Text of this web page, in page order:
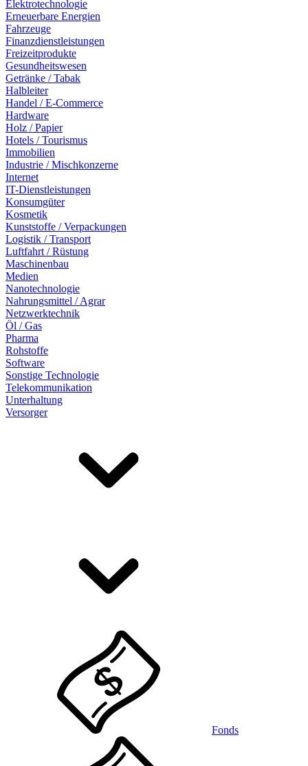
Elektrotechnologie
Erneuerbare Energien
Fahrzeuge
Finanzdienstleistungen
Freizeitprodukte
Gesundheitswesen
Getränke / Tabak
Halbleiter
Handel / E-Commerce
Hardware
Holz / Papier
Hotels / Tourismus
Immobilien
Industrie / Mischkonzerne
Internet
IT-Dienstleistungen
Konsumgüter
Kosmetik
Kunststoffe / Verpackungen
Logistik / Transport
Luftfahrt / Rüstung
Maschinenbau
Medien
Nanotechnologie
Nahrungsmittel / Agrar
Netzwerktechnik
Öl / Gas
Pharma
Rohstoffe
Software
Sonstige Technologie
Telekommunikation
Unterhaltung
Versorger
Fonds